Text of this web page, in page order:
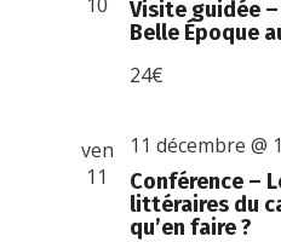
Visite guidée
Belle Époque
24€
ven
11
Conférence –
littéraires du
qu’en faire ?
11 décembre @